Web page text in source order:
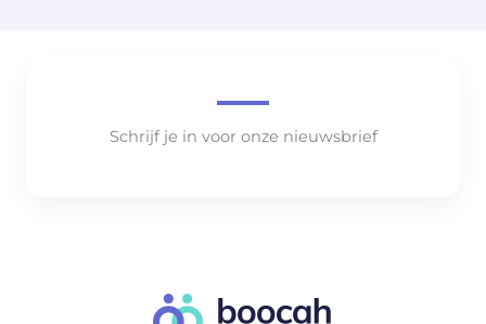
Schrijf je in voor onze nieuwsbrief